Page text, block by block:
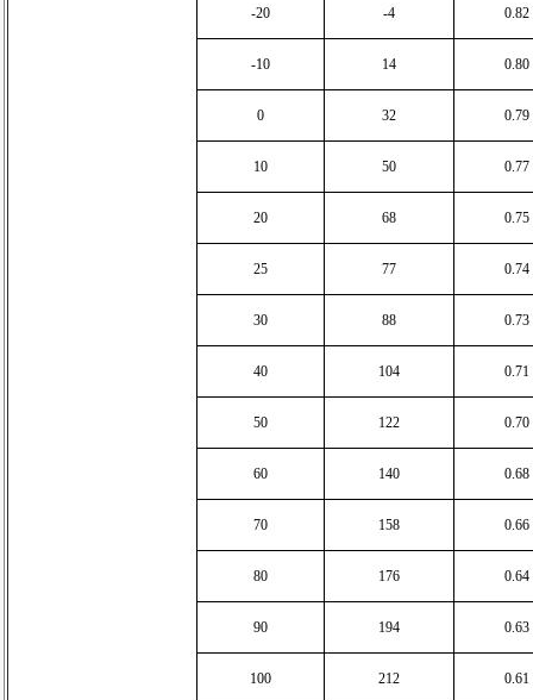
-20 -4 0.82
-10 14 0.80
0 32 0.79
10 50 0.77
20 68 0.75
25 77 0.74
30 88 0.73
40 104 0.71
50 122 0.70
60 140 0.68
70 158 0.66
80 176 0.64
90 194 0.63
100 212 0.61